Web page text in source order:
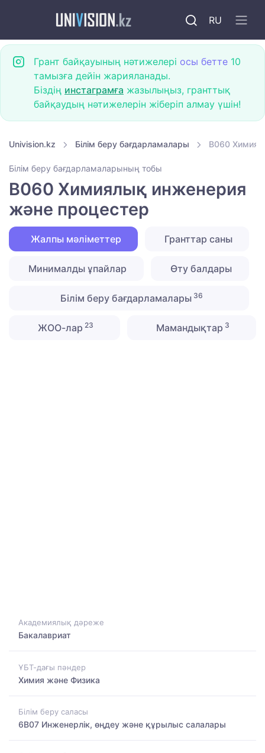
RU
Грант байқауының нәтижелері осы бетте 10
тамызға дейін жарияланады.
Біздің инстаграмға жазылыңыз, гранттық
байқаудың нәтижелерін жіберіп алмау үшін!
Univision.kz Білім беру бағдарламалары B060
Білім беру бағдарламаларының тобы
B060 Химиялық инженерия
және процестер
Жалпы мәліметтер Гранттар саны
Минималды ұпайлар Өту балдары
Білім беру бағдарламалары36
ЖОО-лар 23 Мамандықтар 3
Академиялық дәреже
Бакалавриат
ҰБТ-дағы пәндер
Химия және Физика
Білім беру саласы
6B07 Инженерлік, өңдеу және құрылыс салалары